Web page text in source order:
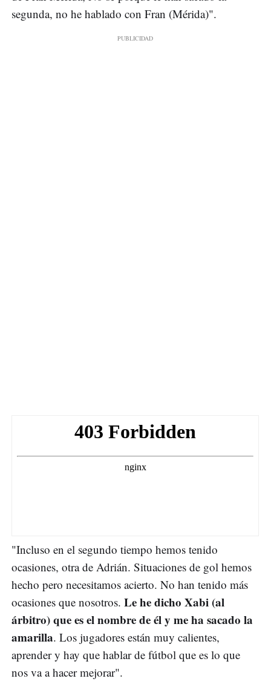
segunda, no he hablado con Fran (Mérida)".
"Incluso en el segundo tiempo hemos tenido
ocasiones, otra de Adrián. Situaciones de gol hemos
hecho pero necesitamos acierto. No han tenido más
ocasiones que nosotros. Le he dicho Xabi (al
árbitro) que es el nombre de él y me ha sacado la
amarilla. Los jugadores están muy calientes,
aprender y hay que hablar de fútbol que es lo que
nos va a hacer mejorar".